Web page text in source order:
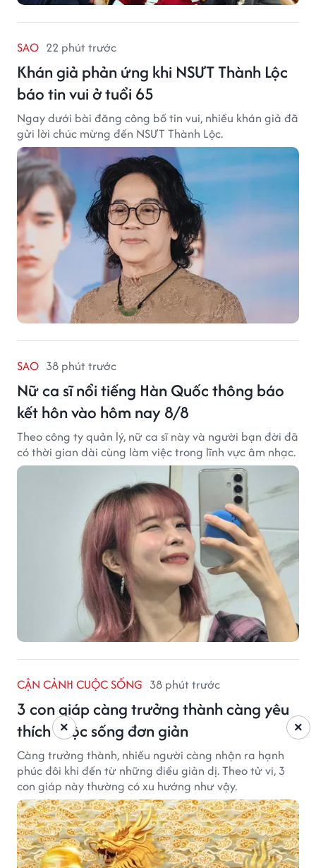
SAO 22 phút trước
Khán giả phản ứng khi NSƯT Thành Lộc
báo tin vui ở tuổi 65
Ngay dưới bài đăng công bố tin vui, nhiều khán giả đã
gửi lời chúc mừng đến NSƯT Thành Lộc.
SAO 38 phút trước
Nữ ca sĩ nổi tiếng Hàn Quốc thông báo
kết hôn vào hôm nay 8/8
Theo công ty quản lý, nữ ca sĩ này và người bạn đời đã
có thời gian dài cùng làm việc trong lĩnh vực âm nhạc.
CẬN CẢNH CUỘC SỐNG 38 phút trước
3 con giáp càng trưởng thành càng yêu
thích cuộc sống đơn giản
Càng trưởng thành, nhiều người càng nhận ra hạnh
phúc đôi khi đến từ những điều giản dị. Theo tử vi, 3
con giáp này thường có xu hướng như vậy.
×
×